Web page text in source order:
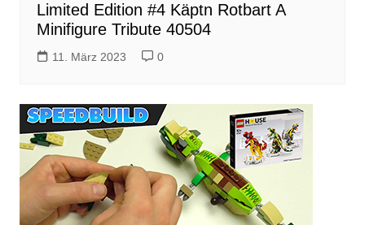
Limited Edition #4 Käptn Rotbart A
Minifigure Tribute 40504
11. März 2023 0